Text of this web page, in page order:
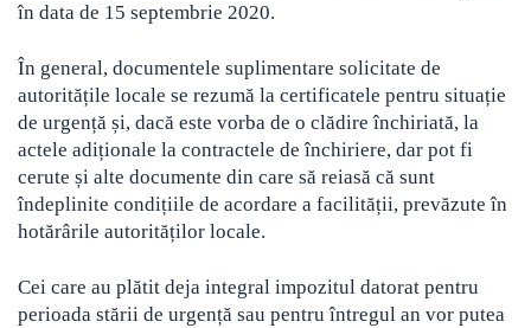
în data de 15 septembrie 2020.
În general, documentele suplimentare solicitate de
autoritățile locale se rezumă la certificatele pentru situație
de urgență și, dacă este vorba de o clădire închiriată, la
actele adiționale la contractele de închiriere, dar pot fi
cerute și alte documente din care să reiasă că sunt
îndeplinite condițiile de acordare a facilității, prevăzute în
hotărârile autorităților locale.
Cei care au plătit deja integral impozitul datorat pentru
perioada stării de urgență sau pentru întregul an vor putea